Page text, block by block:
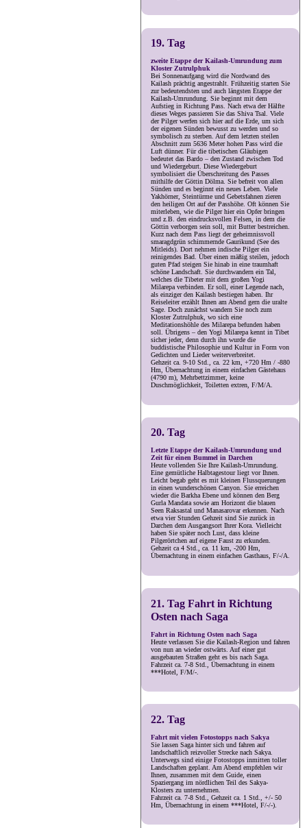
19. Tag
zweite Etappe der Kailash-Umrundung zum
Kloster Zutrulphuk
Bei Sonnenaufgang wird die Nordwand des
Kailash prächtig angestrahlt. Frühzeitig starten Sie
zur bedeutendsten und auch längsten Etappe der
Kailash-Umrundung. Sie beginnt mit dem
Aufstieg in Richtung Pass. Nach etwa der Hälfte
dieses Weges passieren Sie das Shiva Tsal. Viele
der Pilger werfen sich hier auf die Erde, um sich
der eigenen Sünden bewusst zu werden und so
symbolisch zu sterben. Auf dem letzten steilen
Abschnitt zum 5636 Meter hohen Pass wird die
Luft dünner. Für die tibetischen Gläubigen
bedeutet das Bardo – den Zustand zwischen Tod
und Wiedergeburt. Diese Wiedergeburt
symbolisiert die Überschreitung des Passes
mithilfe der Göttin Dölma. Sie befreit von allen
Sünden und es beginnt ein neues Leben. Viele
Yakhörner, Steintürme und Gebetsfahnen zieren
den heiligen Ort auf der Passhöhe. Oft können Sie
miterleben, wie die Pilger hier ein Opfer bringen
und z.B. den eindrucksvollen Felsen, in dem die
Göttin verborgen sein soll, mit Butter bestreichen.
Kurz nach dem Pass liegt der geheimnissvoll
smaragdgrün schimmernde Gaurikund (See des
Mitleids). Dort nehmen indische Pilger ein
reinigendes Bad. Über einen mäßig steilen, jedoch
guten Pfad steigen Sie hinab in eine traumhaft
schöne Landschaft. Sie durchwandern ein Tal,
welches die Tibeter mit dem großen Yogi
Milarepa verbinden. Er soll, einer Legende nach,
als einziger den Kailash bestiegen haben. Ihr
Reiseleiter erzählt Ihnen am Abend gern die uralte
Sage. Doch zunächst wandern Sie noch zum
Kloster Zutrulphuk, wo sich eine
Meditationshöhle des Milarepa befunden haben
soll. Übrigens – den Yogi Milarepa kennt in Tibet
sicher jeder, denn durch ihn wurde die
buddistische Philosophie und Kultur in Form von
Gedichten und Lieder weiterverbreitet.
Gehzeit ca. 9-10 Std., ca. 22 km, +720 Hm / -880
Hm, Übernachtung in einem einfachen Gästehaus
(4790 m), Mehrbettzimmer, keine
Duschmöglichkeit, Toiletten extren, F/M/A.
20. Tag
Letzte Etappe der Kailash-Umrundung und
Zeit für einen Bummel in Darchen
Heute vollenden Sie Ihre Kailash-Umrundung.
Eine gemütliche Halbtagestour liegt vor Ihnen.
Leicht begab geht es mit kleinen Flussquerungen
in einen wunderschönen Canyon. Sie erreichen
wieder die Barkha Ebene und können den Berg
Gurla Mandata sowie am Horizont die blauen
Seen Raksastal und Manasarovar erkennen. Nach
etwa vier Stunden Gehzeit sind Sie zurück in
Darchen dem Ausgangsort Ihrer Kora. Vielleicht
haben Sie später noch Lust, dass kleine
Pilgerörtchen auf eigene Faust zu erkunden.
Gehzeit ca 4 Std., ca. 11 km, -200 Hm,
Übernachtung in einem einfachen Gasthaus, F/-/A.
21. Tag Fahrt in Richtung
Osten nach Saga
Fahrt in Richtung Osten nach Saga
Heute verlassen Sie die Kailash-Region und fahren
von nun an wieder ostwärts. Auf einer gut
ausgebauten Straßen geht es bis nach Saga.
Fahrzeit ca. 7-8 Std., Übernachtung in einem
***Hotel, F/M/-.
22. Tag
Fahrt mit vielen Fotostopps nach Sakya
Sie lassen Saga hinter sich und fahren auf
landschaftlich reizvoller Strecke nach Sakya.
Unterwegs sind einige Fotostopps inmitten toller
Landschaften geplant. Am Abend empfehlen wir
Ihnen, zusammen mit dem Guide, einen
Spaziergang im nördlichen Teil des Sakya-
Klosters zu unternehmen.
Fahrzeit ca. 7-8 Std., Gehzeit ca. 1 Std., +/- 50
Hm, Übernachtung in einem ***Hotel, F/-/-).